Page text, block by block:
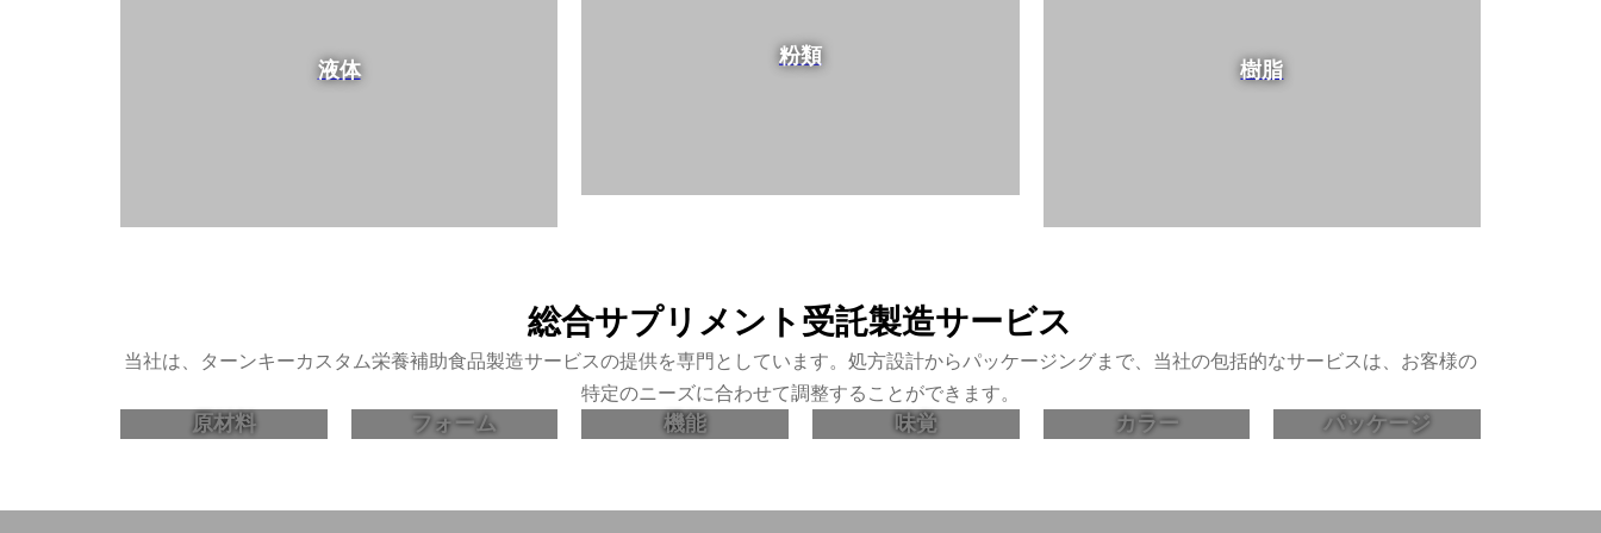
液体 粉類 樹脂
総合サプリメント受託製造サービス
当社は、ターンキーカスタム栄養補助食品製造サービスの提供を専門としています。処方設計からパッケージングまで、当社の包括的なサービスは、お客様の
特定のニーズに合わせて調整することができます。
原材料 フォーム 機能 味覚 カラー パッケージ